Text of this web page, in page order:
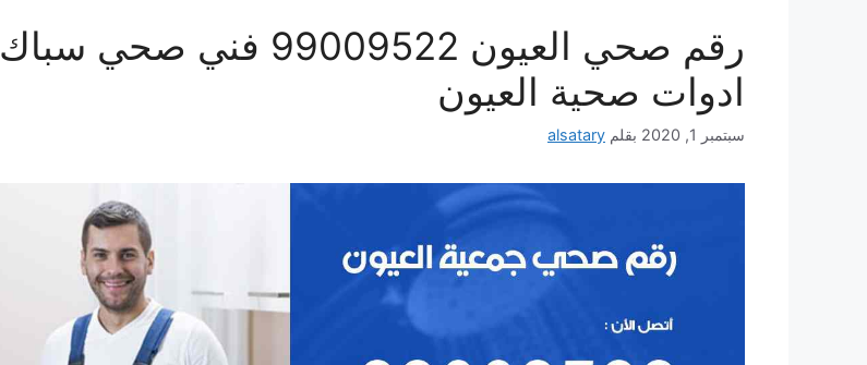
رقم صحي العيون 99009522 فني صحي سباك
ادوات صحية العيون
سبتمبر 1, 2020 بقلم alsatary